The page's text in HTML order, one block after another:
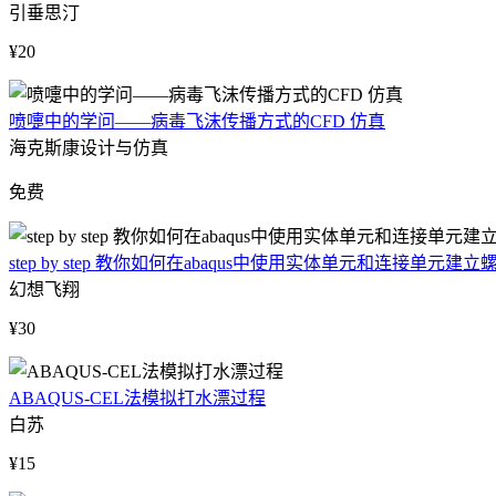
引垂思汀
¥20
喷嚏中的学问——病毒飞沫传播方式的CFD 仿真
海克斯康设计与仿真
免费
step by step 教你如何在abaqus中使用实体单元和连接单元建立
幻想飞翔
¥30
ABAQUS-CEL法模拟打水漂过程
白苏
¥15